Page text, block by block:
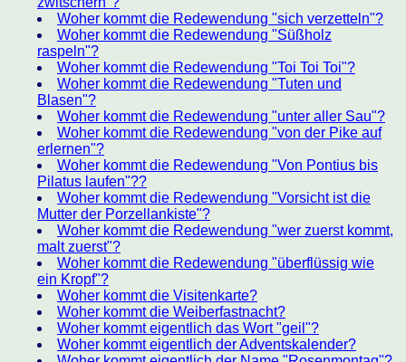
Woher kommt die Redewendung "sich verzetteln"?
Woher kommt die Redewendung "Süßholz
raspeln"?
Woher kommt die Redewendung "Toi Toi Toi"?
Woher kommt die Redewendung "Tuten und
Blasen"?
Woher kommt die Redewendung "unter aller Sau"?
Woher kommt die Redewendung "von der Pike auf
erlernen"?
Woher kommt die Redewendung "Von Pontius bis
Pilatus laufen"??
Woher kommt die Redewendung "Vorsicht ist die
Mutter der Porzellankiste"?
Woher kommt die Redewendung "wer zuerst kommt,
malt zuerst"?
Woher kommt die Redewendung "überflüssig wie
ein Kropf"?
Woher kommt die Visitenkarte?
Woher kommt die Weiberfastnacht?
Woher kommt eigentlich das Wort "geil"?
Woher kommt eigentlich der Adventskalender?